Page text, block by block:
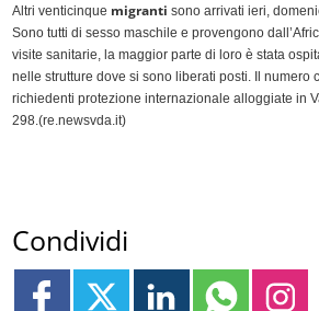
Altri venticinque migranti sono arrivati ieri,
Sono tutti di sesso maschile e provengono
visite sanitarie, la maggior parte di loro è stata
nelle strutture dove si sono liberati posti. Il numero
richiedenti protezione internazionale alloggiate in
298.(re.newsvda.it)
Condividi